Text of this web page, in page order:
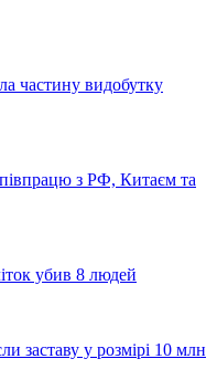
частину видобутку
з РФ, Китаєм та
убив 8 людей
заставу у розмірі 10 млн